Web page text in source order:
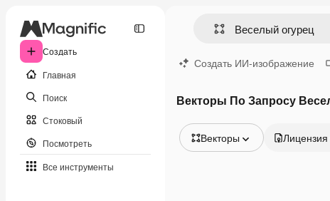
Создать
Главная
Поиск
Стоковый
Посмотреть
Все инструменты
Создать ИИ-изображение
Векторы По Запросу
Векторы Лицензия